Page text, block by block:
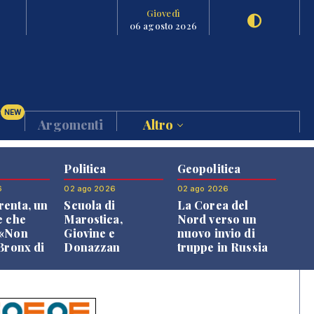
Giovedì
06 agosto 2026
NEW
Argomenti Altro
un
che
di
Politica
02 ago 2026
Scuola di
Marostica,
Giovine e
Donazzan
Geopolitica
02 ago 2026
La Corea del
Nord verso un
nuovo invio di
truppe in Russia